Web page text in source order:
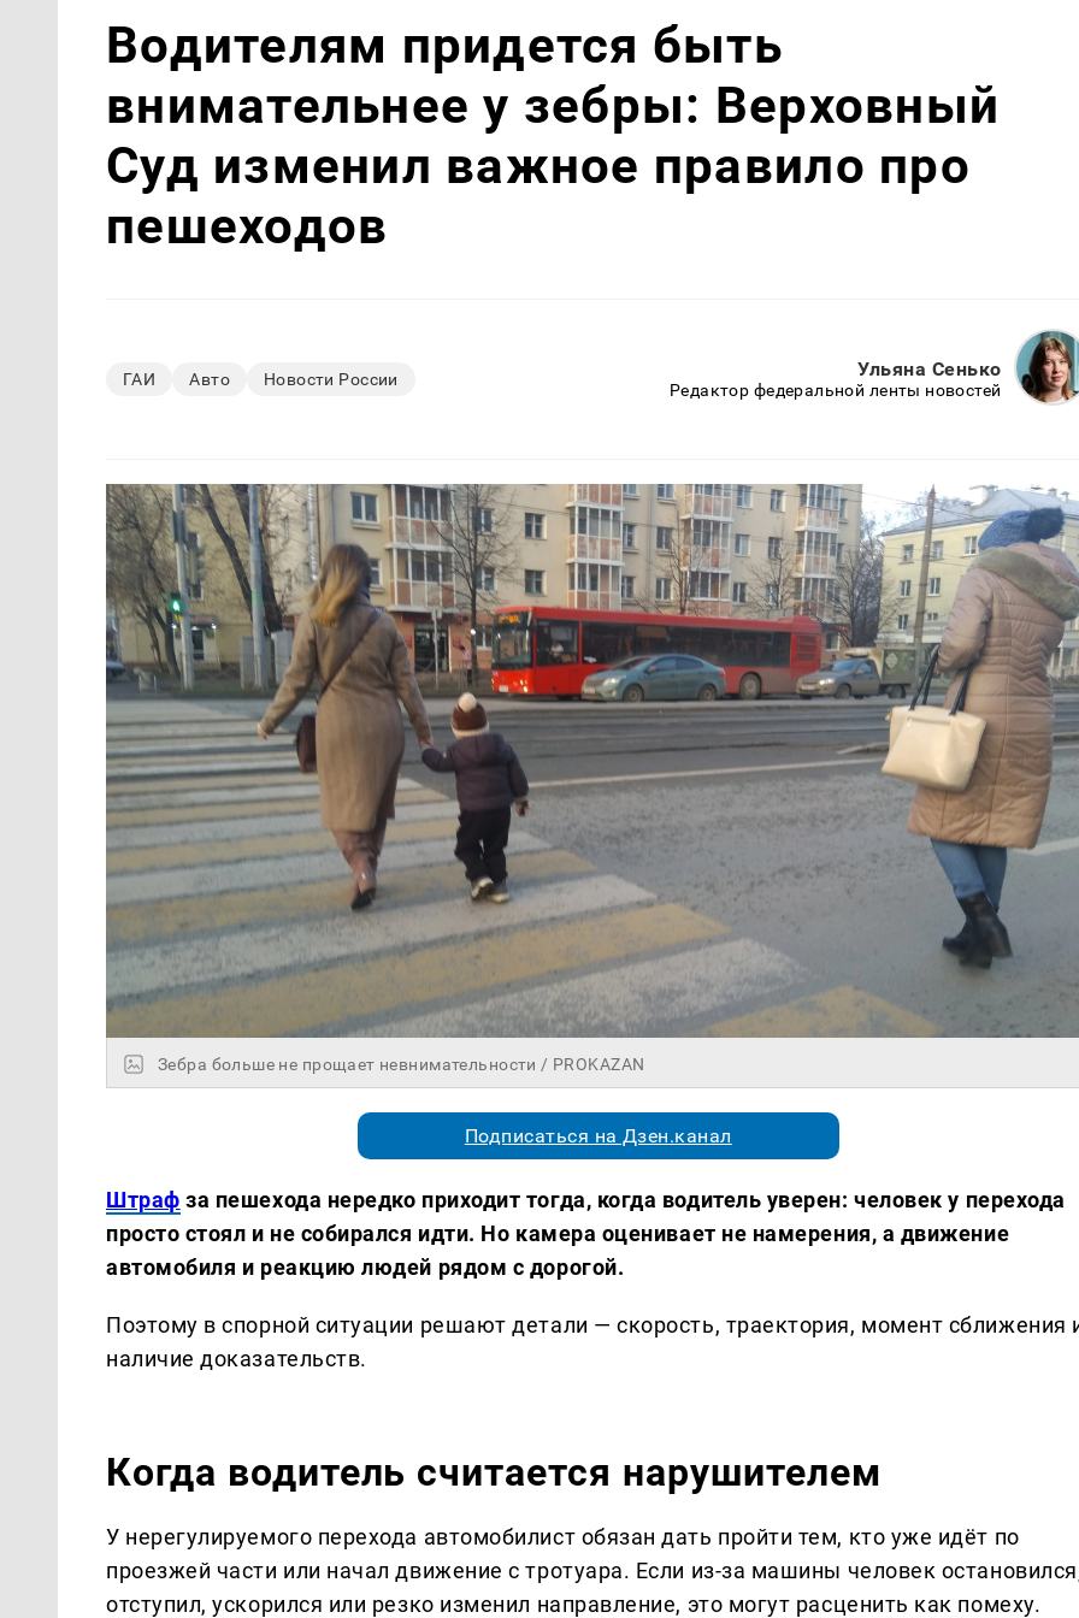
Водителям придется быть
внимательнее у зебры: Верховный
Суд изменил важное правило про
пешеходов
ГАИ Авто Новости России Ульяна Сенько
Редактор федеральной ленты новостей
Зебра больше не прощает невнимательности / PROKAZAN
Подписаться на Дзен.канал
Штраф за пешехода нередко приходит тогда, когда водитель уверен: человек у перехода
просто стоял и не собирался идти. Но камера оценивает не намерения, а движение
автомобиля и реакцию людей рядом с дорогой.
Поэтому в спорной ситуации решают детали — скорость, траектория, момент сближения
наличие доказательств.
Когда водитель считается нарушителем
У нерегулируемого перехода автомобилист обязан дать пройти тем, кто уже идёт по
проезжей части или начал движение с тротуара. Если из-за машины человек
отступил, ускорился или резко изменил направление, это могут расценить как помеху.